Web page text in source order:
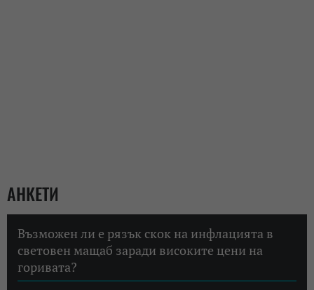
АНКЕТИ
Възможен ли е рязък скок на инфлацията в
световен мащаб заради високите цени на
горивата?